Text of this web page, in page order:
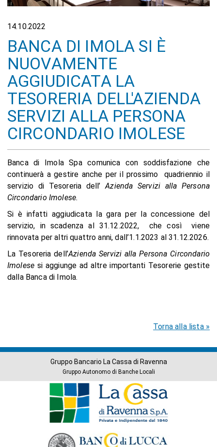
14.10.2022
BANCA DI IMOLA SI È
NUOVAMENTE
AGGIUDICATA LA
TESORERIA DELL'AZIENDA
SERVIZI ALLA PERSONA
CIRCONDARIO IMOLESE
Banca di Imola Spa comunica con soddisfazione che
continuerà a gestire anche per il prossimo quadriennio il
servizio di Tesoreria dell’Azienda Servizi alla Persona
Circondario Imolese.
Si è infatti aggiudicata la gara per la concessione del
servizio, in scadenza al 31.12.2022, che così viene
rinnovata per altri quattro anni, dall’1.1.2023 al 31.12.2026.
La Tesoreria dell’Azienda Servizi alla Persona Circondario
Imolese si aggiunge ad altre importanti Tesorerie gestite
dalla Banca di Imola.
Torna alla lista »
Gruppo Bancario La Cassa di Ravenna
Gruppo Autonomo di Banche Locali